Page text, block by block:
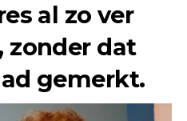
al zo ver
zonder dat
gemerkt.